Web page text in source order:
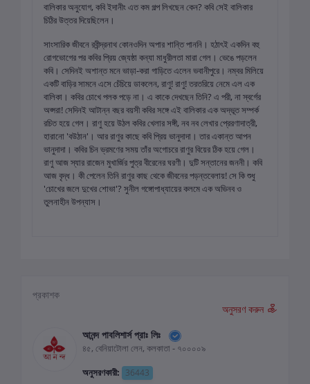
বালিকার অনুযোগ, কবি ইদানীং এত কম গল্প লিখছেন কেন? কবি সেই বালিকার
চিঠির উত্তর দিয়েছিলেন।
সাংসারিক জীবনে রবীন্দ্রনাথ কোনওদিন অপার শান্তি পাননি। হঠাৎই একদিন বহু
রোগভোগের পর কবির প্রিয় জ্যেষ্ঠা কন্যা মাধুরীলতা মারা গেল। ভেঙে পড়লেন
কবি। সেদিনই অশান্ত মনে ভাড়া-করা গাড়িতে এলেন ভবানীপুরে। নম্বর মিলিয়ে
একটি বাড়ির সামনে এসে চেঁচিয়ে ডাকলেন, রাণু! রাণু! তরতরিয়ে নেমে এল এক
বালিকা। কবির চোখে পলক পড়ে না। এ কাকে দেখছেন তিনি? এ পরী, না স্বর্গের
অপ্সরা! সেদিনই আটান্ন বছর বয়সী কবির সঙ্গে এই বালিকার এক অদ্ভূত সম্পর্ক
রচিত হয়ে গেল। রাণু হয়ে উঠল কবির খেলার সঙ্গী, নব নব লেখার প্রেরণাদাত্রী,
হারানো 'বউঠান'। আর রাণুর কাছে কবি প্রিয় ভানুদাদা। তার একান্ত আপন
ভানুদাদা। কবির চিন ভ্রমণের সময় তাঁর অগোচরে রাণুর বিয়ের ঠিক হয়ে গেল।
রাণু আজ স্যার রাজেন মুখার্জির পুত্র বীরেনের ঘরণী। দুটি সন্তানের জননী। কবি
আজ বৃদ্ধ। কী পেলেন তিনি রাণুর কাছ থেকে জীবনের পড়ন্তবেলায়! সে কি শুধু
'চোখের জলে দুখের শোভা'? সুনীল গঙ্গোপাধ্যায়ের কলমে এক অভিনব ও
তুলনাহীন উপন্যাস।
প্রকাশক
অনুসরণ করুন
আনন্দ পাবলিশার্স প্রাঃ লিঃ
৪৫, বেনিয়াটোলা লেন, কলকাতা - ৭০০০০৯
অনুসরণকারী: 36443